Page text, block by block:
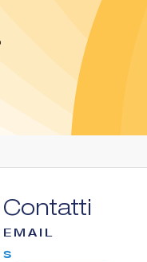
Contatti
EMAIL
s